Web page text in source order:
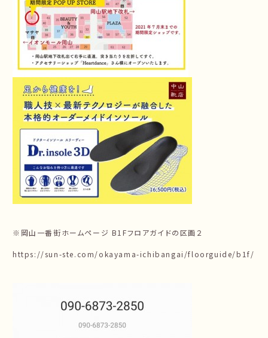
※岡山一番街ホームページ B1Fフロアガイドの区画２
https://sun-ste.com/okayama-ichibangai/floorguide/b1f/